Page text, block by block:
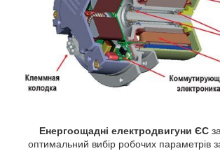
Енергоощадні електродвигуни ЄС
оптимальний вибір робочих параметрів